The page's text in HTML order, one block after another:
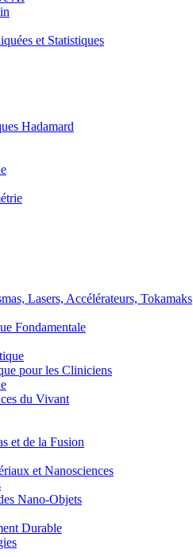
et Statistiques
Hadamard
Lasers, Accélérateurs, Tokamaks
Fondamentale
pour les Cliniciens
du Vivant
et de la Fusion
et Nanosciences
Nano-Objets
Durable